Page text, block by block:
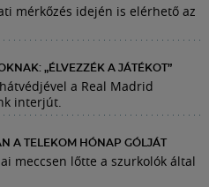
mérkőzés idején is elérhető az
„ÉLVEZZÉK A JÁTÉKOT”
a Real Madrid
interjút.
A TELEKOM HÓNAP GÓLJÁT
meccsen lőtte a szurkolók által